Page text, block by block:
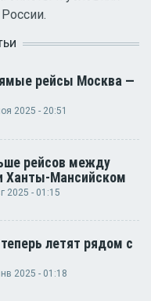
рейсы Москва —
2025 - 20:51
рейсов между
Ханты-Мансийском
2025 - 01:15
летят рядом с
2025 - 01:18